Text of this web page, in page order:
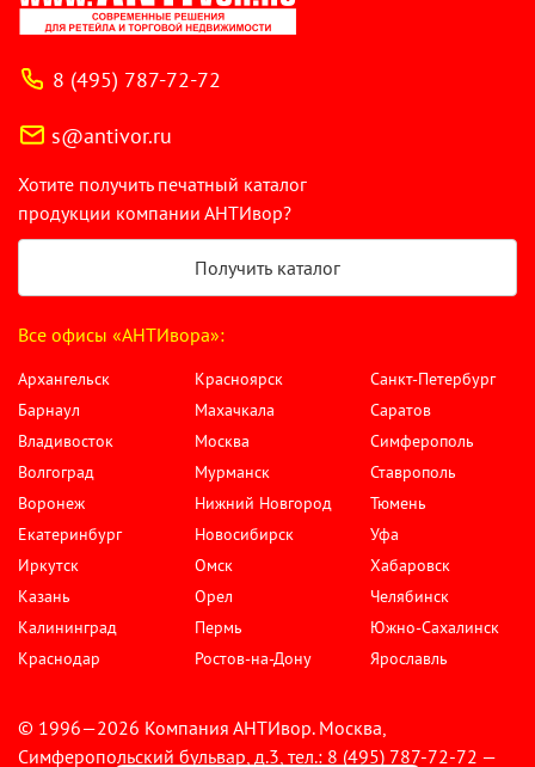
8 (495) 787-72-72
s@antivor.ru
Хотите получить печатный каталог
продукции компании АНТИвор?
Получить каталог
Все офисы «АНТИвора»:
Архангельск
Барнаул
Владивосток
Волгоград
Воронеж
Екатеринбург
Иркутск
Казань
Калининград
Краснодар
Красноярск
Махачкала
Москва
Мурманск
Нижний Новгород
Новосибирск
Омск
Орел
Пермь
Ростов-на-Дону
Санкт-Петербург
Саратов
Симферополь
Ставрополь
Тюмень
Уфа
Хабаровск
Челябинск
Южно-Сахалинск
Ярославль
© 1996—2026 Компания АНТИвор. Москва,
Симферопольский бульвар, д.3, тел.: 8 (495) 787-72-72 —